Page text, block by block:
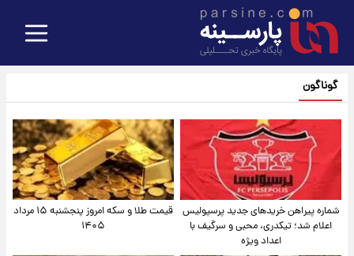
گوناگون
شماره پیراهن خریدهای جدید پرسپولیس
اعلام شد؛ تیکدری، محبی و سرگیف با
اعداد ویژه
قیمت طلا و سکه امروز پنجشنبه ۱۵ مرداد
۱۴۰۵